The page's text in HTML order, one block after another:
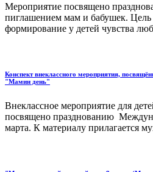
Мероприятие посвящено
пиглашением мам и бабушек.
формирование у детей чувства
Конспект внеклассного мероприятия,
"Мамин день"
Внеклассное мероприятие для
посвящено празднованию
марта. К материалу прилагается